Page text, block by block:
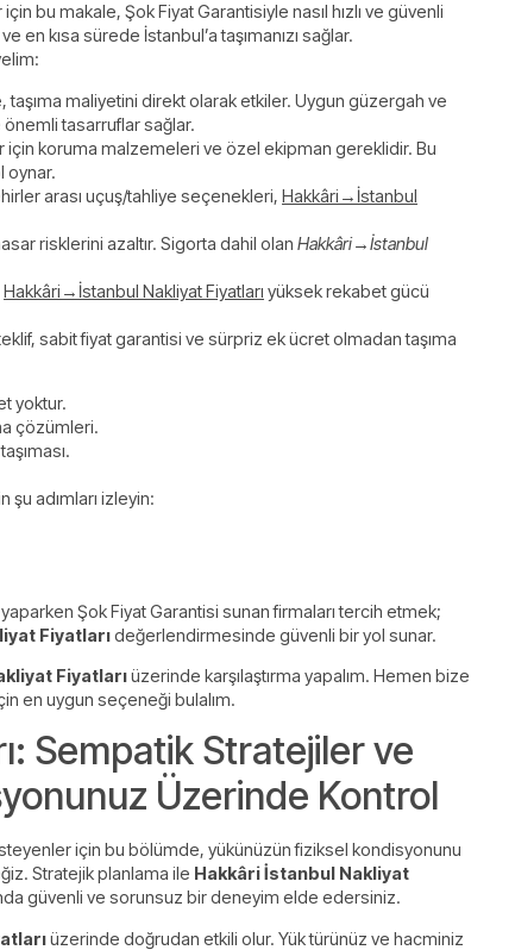
bu makale, Şok Fiyat Garantisiyle nasıl hızlı ve güvenli
en kısa sürede İstanbul’a taşımanızı sağlar.
taşıma maliyetini direkt olarak etkiler. Uygun güzergah ve
tasarruflar sağlar.
için koruma malzemeleri ve özel ekipman gereklidir. Bu
oynar.
arası uçuş/tahliye seçenekleri, Hakkâri→İstanbul
risklerini azaltır. Sigorta dahil olan Hakkâri→İstanbul
Hakkâri→İstanbul Nakliyat Fiyatları yüksek rekabet gücü
sabit fiyat garantisi ve sürpriz ek ücret olmadan taşıma
yoktur.
çözümleri.
şu adımları izleyin:
Şok Fiyat Garantisi sunan firmaları tercih etmek;
Fiyatlarıdeğerlendirmesinde güvenli bir yol sunar.
Fiyatlarıüzerinde karşılaştırma yapalım. Hemen bize
en uygun seçeneği bulalım.
Sempatik Stratejiler ve
Üzerinde Kontrol
için bu bölümde, yükünüzün fiziksel kondisyonunu
Stratejik planlama ile Hakkâri İstanbul Nakliyat
güvenli ve sorunsuz bir deneyim elde edersiniz.
üzerinde doğrudan etkili olur. Yük türünüz ve hacminiz